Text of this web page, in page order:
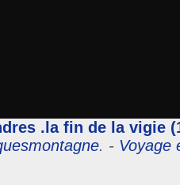
.la fin de la vigie
. - Voyage